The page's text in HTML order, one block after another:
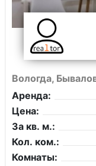
Вологда,
Аренда:
Цена:
За кв. м.:
Кол. ком.:
Комнаты: